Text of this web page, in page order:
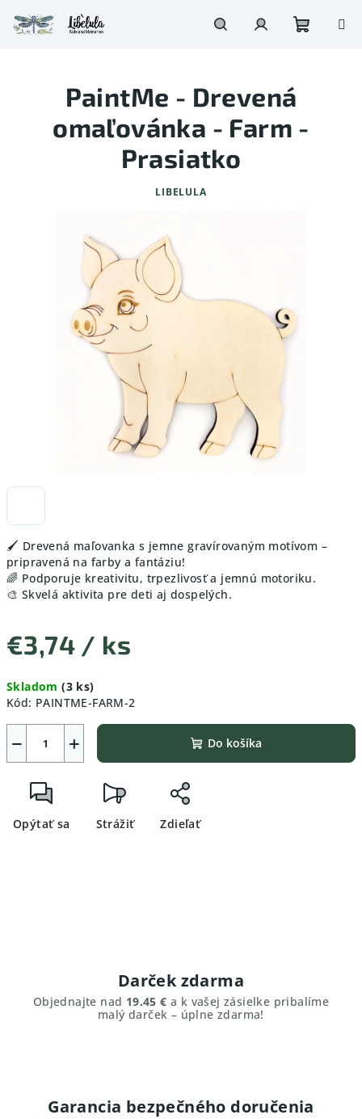
na
obsah
🖌️ Drevená maľovanka s jemne gravírovaným motívom –
pripravená na farby a fantáziu!
🌈 Podporuje kreativitu, trpezlivosť a jemnú motoriku.
🎨 Skvelá aktivita pre deti aj dospelých.
€3,74 / ks
cena:
Skladom(3 ks)
Kód: PAINTME-FARM-2
+
− Do košíka
Opýtať sa Strážiť Zdieľať
PaintMe - Drevená
omaľovánka - Farm -
Prasiatko
LIBELULA
Darček zdarma
Objednajte nad 19.45 € a k vašej zásielke pribalíme
malý darček – úplne zdarma!
Garancia bezpečného doručenia